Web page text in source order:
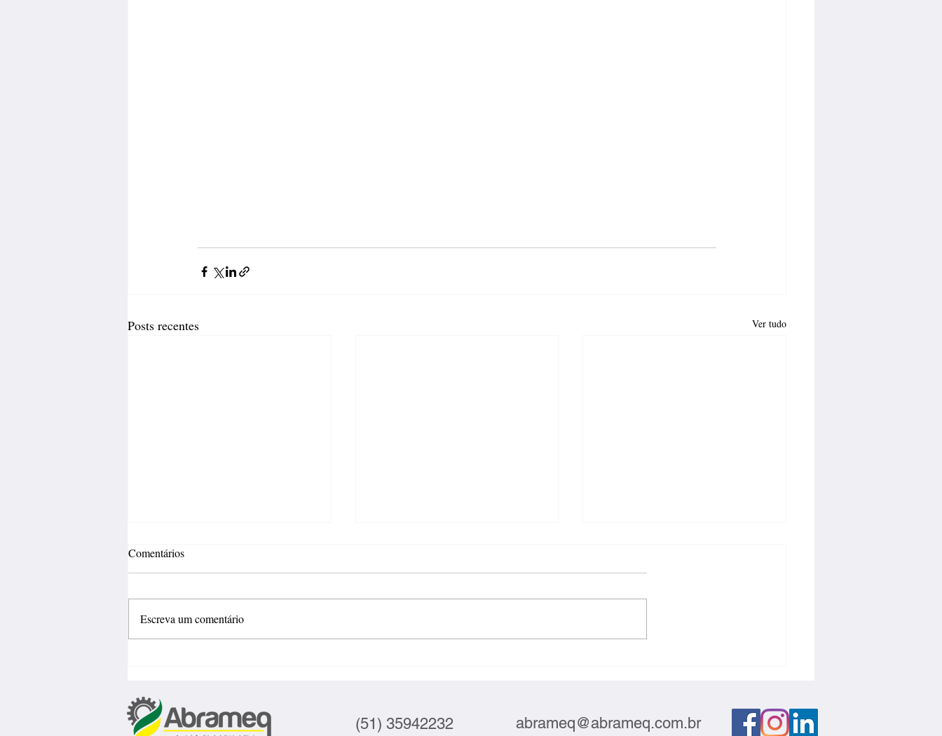
Posts recentes Ver tudo
Comentários
Escreva um comentário
(51) 35942232 abrameq@abrameq.com.br